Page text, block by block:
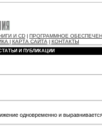
И CD
ПРОГРАММНОЕ
КАРТА САЙТА| КОНТАКТЫ
И ПУБЛИКАЦИИ
одновременно и